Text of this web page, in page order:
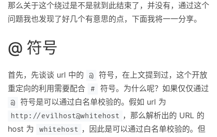
那么关于这个绕过是不是就到此结束了，并没有，通过这个
问题我也发现了好几个有意思的点，下面我将一一分享。
@ 符号
首先，先谈谈 url 中的 @
符号，在上文提到过，这个开放
重定向的利用需要配合
# 符号。为什么呢？如果仅仅通过
@ 符号是可以通过白名单校验的。假如 url 为
http://evilhost@whitehost ，那么解析出的 URL 的
host 为
whitehost ，因此是可以通过白名单校验的。但